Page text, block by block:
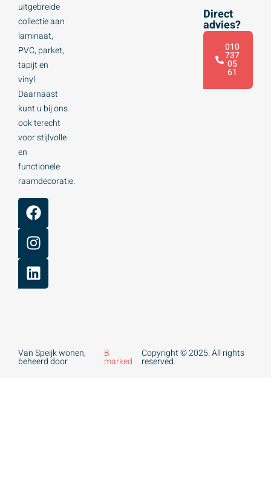
uitgebreide
collectie aan
laminaat,
PVC, parket,
tapijt en
vinyl.
Daarnaast
kunt u bij ons
ook terecht
voor stijlvolle
en
functionele
raamdecoratie.
Direct
advies?
010
737
05
61
Van Speijk wonen,
beheerd door
B
marked
Copyright © 2025. All rights
reserved.